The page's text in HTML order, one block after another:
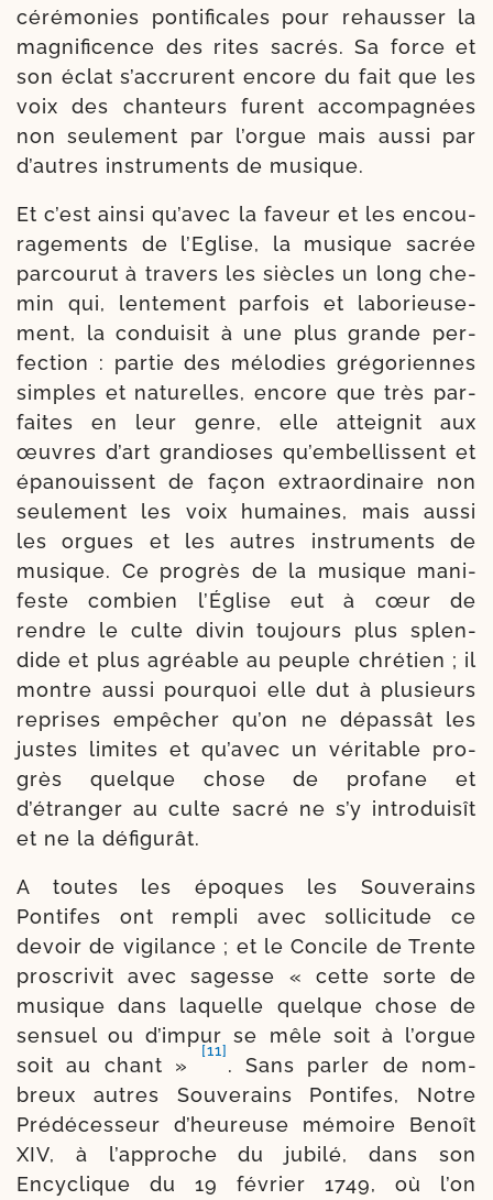
céré­mo­nies pon­ti­fi­cales pour rehaus­ser la
magni­fi­cence des rites sacrés. Sa force et
son éclat s’accrurent encore du fait que les
voix des chan­teurs furent accom­pa­gnées
non seule­ment par l’orgue mais aus­si par
d’autres ins­tru­ments de musique.
Et c’est ain­si qu’avec la faveur et les encou­
ra­ge­ments de l’Eglise, la musique sacrée
par­cou­rut à tra­vers les siècles un long che­
min qui, len­te­ment par­fois et labo­rieu­se­
ment, la condui­sit à une plus grande per­
fec­tion : par­tie des mélo­dies gré­go­riennes
simples et natu­relles, encore que très par­
faites en leur genre, elle attei­gnit aux
œuvres d’art gran­dioses qu’embellissent et
épa­nouissent de façon extra­or­di­naire non
seule­ment les voix humaines, mais aus­si
les orgues et les autres ins­tru­ments de
musique. Ce pro­grès de la musique mani­
feste com­bien l’Église eut à cœur de
rendre le culte divin tou­jours plus splen­
dide et plus agréable au peuple chré­tien ; il
montre aus­si pour­quoi elle dut à plu­sieurs
reprises empê­cher qu’on ne dépas­sât les
justes limites et qu’avec un véri­table pro­
grès quelque chose de pro­fane et
d’étranger au culte sacré ne s’y intro­dui­sît
et ne la défigurât.
A toutes les époques les Souverains
Pontifes ont rem­pli avec sol­li­ci­tude ce
devoir de vigi­lance ; et le Concile de Trente
pros­cri­vit avec sagesse « cette sorte de
musique dans laquelle quelque chose de
sen­suel ou d’impur se mêle soit à l’orgue
soit au chant »
[11]
. Sans par­ler de nom­
breux autres Souverains Pontifes, Notre
Prédécesseur d’heureuse mémoire Benoît
XIV, à l’approche du jubi­lé, dans son
Encyclique du 19 février 1749, où l’on